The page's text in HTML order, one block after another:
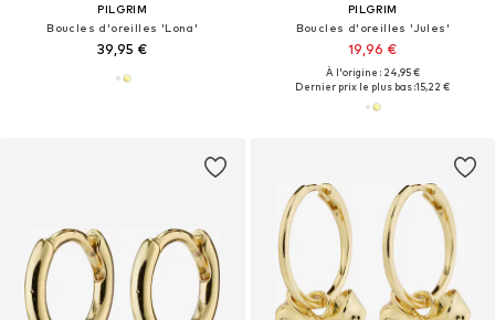
PILGRIM
Boucles d'oreilles 'Lona'
39,95 €
PILGRIM
Boucles d'oreilles 'Jules'
19,96 €
À l'origine : 24,95 €
Dernier prix le plus bas :15,22 €